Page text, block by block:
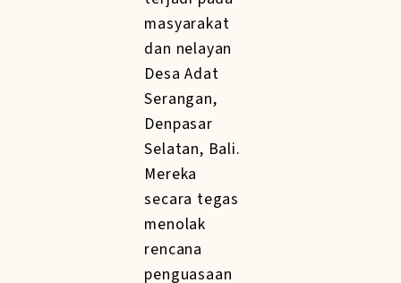
masyarakat
dan nelayan
Desa Adat
Serangan,
Denpasar
Selatan, Bali.
Mereka
secara tegas
menolak
rencana
penguasaan